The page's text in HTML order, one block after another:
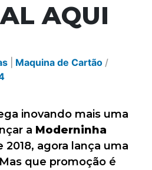
AQUI
Maquina de Cartão /
inovando mais uma
a Moderninha
2018, agora lança uma
que promoção é